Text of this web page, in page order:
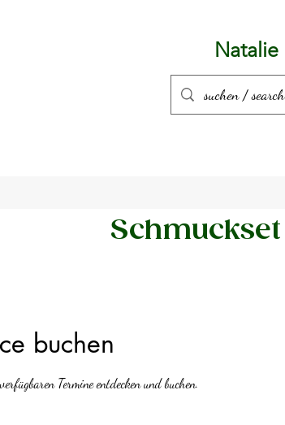
Natalie
buchen
Termine entdecken und buchen.